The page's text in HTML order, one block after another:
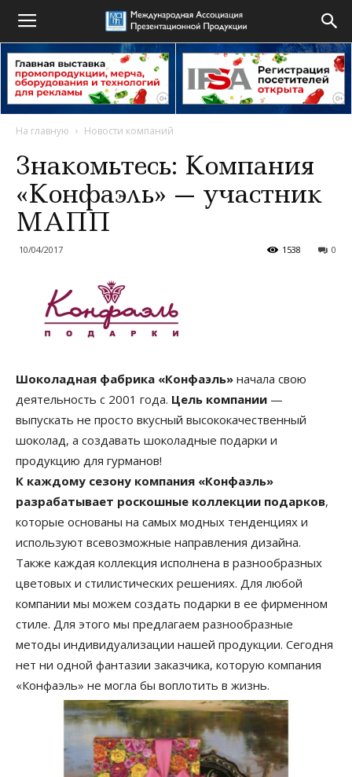
На главную Новости компаний
Знакомьтесь: Компания
«Конфаэль» — участник
МАПП
10/04/2017 0
1538
Шоколадная фабрика «Конфаэль» начала свою
деятельность с 2001 года. Цель компании —
выпускать не просто вкусный высококачественный
шоколад, а создавать шоколадные подарки и
продукцию для гурманов!
К каждому сезону компания «Конфаэль»
разрабатывает роскошные коллекции подарков,
которые основаны на самых модных тенденциях и
используют всевозможные направления дизайна.
Также каждая коллекция исполнена в разнообразных
цветовых и стилистических решениях. Для любой
компании мы можем создать подарки в ее фирменном
стиле. Для этого мы предлагаем разнообразные
методы индивидуализации нашей продукции. Сегодня
нет ни одной фантазии заказчика, которую компания
«Конфаэль» не могла бы воплотить в жизнь.